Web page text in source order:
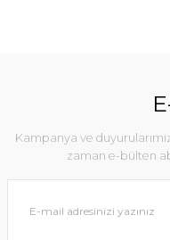
Kampanya ve
zaman e-bülten